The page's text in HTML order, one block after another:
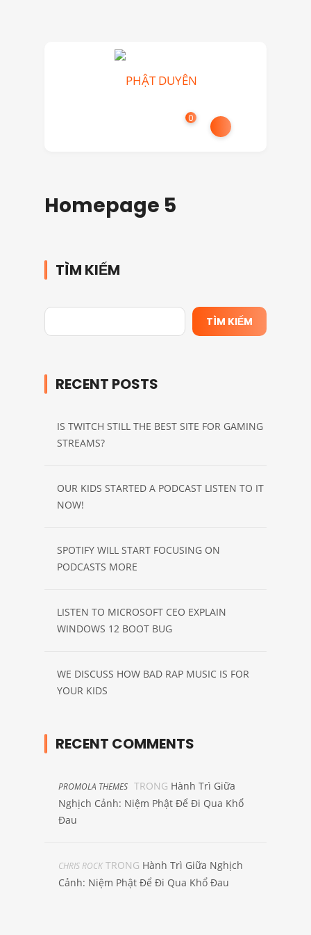
0
Homepage 5
TÌM KIẾM
TÌM KIẾM
RECENT POSTS
IS TWITCH STILL THE BEST SITE FOR GAMING
STREAMS?
OUR KIDS STARTED A PODCAST LISTEN TO IT
NOW!
SPOTIFY WILL START FOCUSING ON
PODCASTS MORE
LISTEN TO MICROSOFT CEO EXPLAIN
WINDOWS 12 BOOT BUG
WE DISCUSS HOW BAD RAP MUSIC IS FOR
YOUR KIDS
RECENT COMMENTS
PROMOLA THEMES TRONG Hành Trì Giữa
Nghịch Cảnh: Niệm Phật Để Đi Qua Khổ
Đau
CHRIS ROCK TRONG Hành Trì Giữa Nghịch
Cảnh: Niệm Phật Để Đi Qua Khổ Đau